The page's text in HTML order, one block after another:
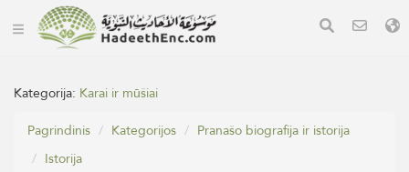
Kategorija: Karai ir mūšiai
Pagrindinis
Kategorijos
Pranašo biografija ir istorija
Istorija